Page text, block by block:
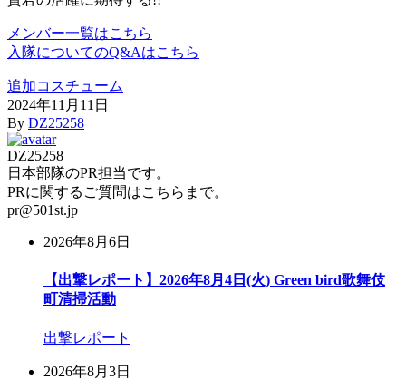
メンバー一覧はこちら
入隊についてのQ&Aはこちら
追加コスチューム
2024年11月11日
By DZ25258
DZ25258
日本部隊のPR担当です。
PRに関するご質問はこちらまで。
pr@501st.jp
2026年8月6日
【出撃レポート】2026年8月4日(火) Green bird歌舞伎
町清掃活動
出撃レポート
2026年8月3日